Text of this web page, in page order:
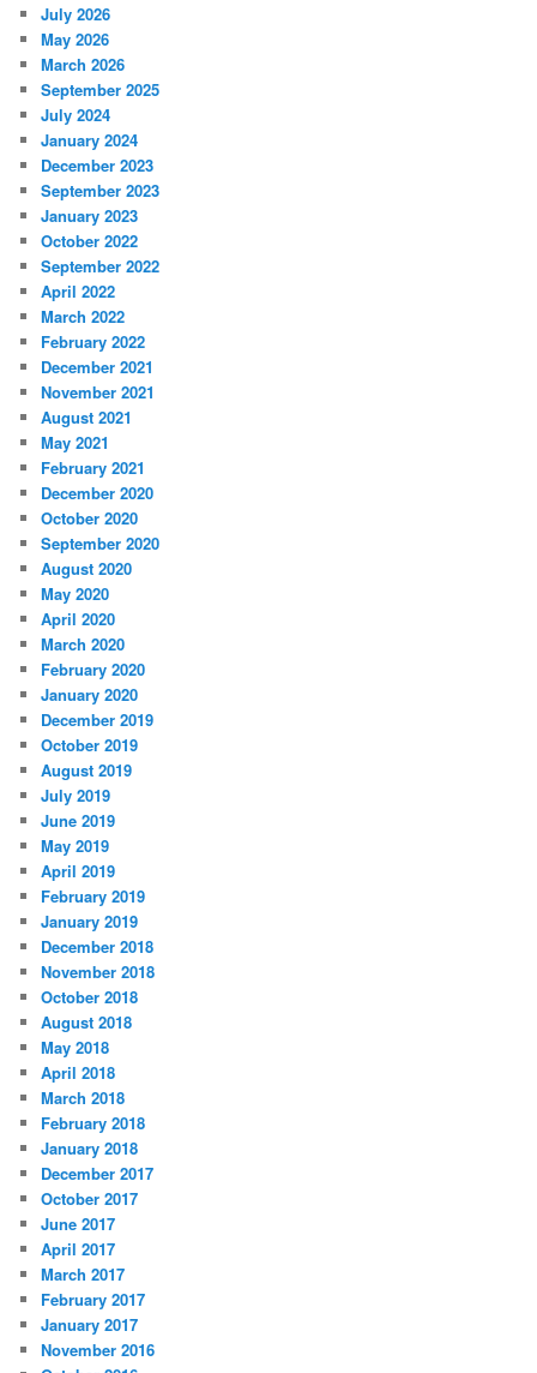
July 2026
May 2026
March 2026
September 2025
July 2024
January 2024
December 2023
September 2023
January 2023
October 2022
September 2022
April 2022
March 2022
February 2022
December 2021
November 2021
August 2021
May 2021
February 2021
December 2020
October 2020
September 2020
August 2020
May 2020
April 2020
March 2020
February 2020
January 2020
December 2019
October 2019
August 2019
July 2019
June 2019
May 2019
April 2019
February 2019
January 2019
December 2018
November 2018
October 2018
August 2018
May 2018
April 2018
March 2018
February 2018
January 2018
December 2017
October 2017
June 2017
April 2017
March 2017
February 2017
January 2017
November 2016